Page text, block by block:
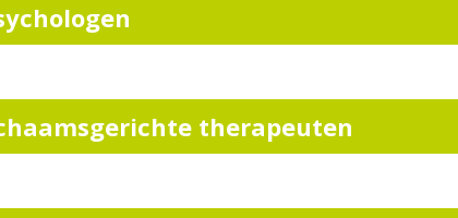
therapeuten